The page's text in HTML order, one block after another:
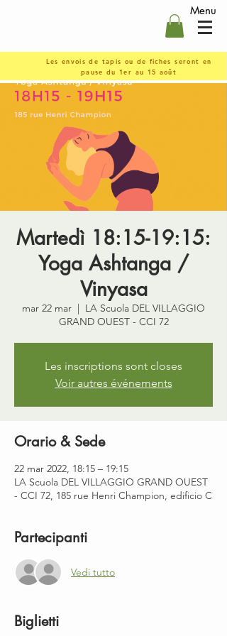
Menu
Les envois de tapis ou de fiches seront en
pause du 1er au 15 août
Martedì 18:15-19:15:
Yoga Ashtanga /
Vinyasa
mar 22 mar
  |
LA Scuola DEL VILLAGGIO
GRAND OUEST - CCI 72
Les inscriptions sont closes
Voir autres événements
Orario & Sede
22 mar 2022, 18:15 – 19:15
LA Scuola DEL VILLAGGIO GRAND OUEST
- CCI 72, 185 rue Henri Champion, edificio C
Partecipanti
Vedi tutto
Biglietti